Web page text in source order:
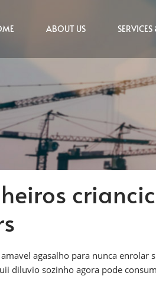
ABOUT US
agasalho para nunca
diluvio sozinho agora pode